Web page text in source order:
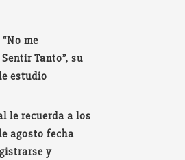
me
Tanto”, su
estudio
le recuerda a los
agosto fecha
y